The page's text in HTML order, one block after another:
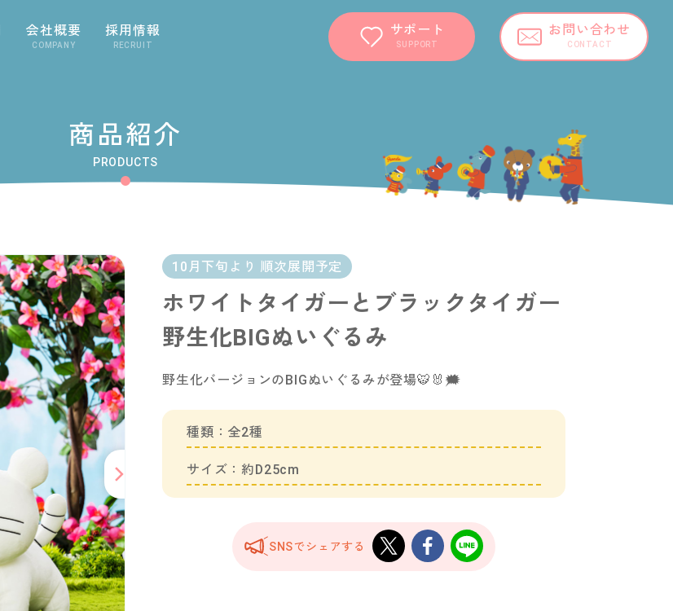
会社概要
COMPANY
採用情報
RECRUIT
サポート
SUPPORT
お問い合わせ
CONTACT
商品紹介
PRODUCTS
10月下旬より 順次展開予定
ホワイトタイガーとブラックタイガー
野生化BIGぬいぐるみ
野生化バージョンのBIGぬいぐるみが登場🐯🐰🗯️
種類：全2種
サイズ：約D25cm
SNSでシェアする